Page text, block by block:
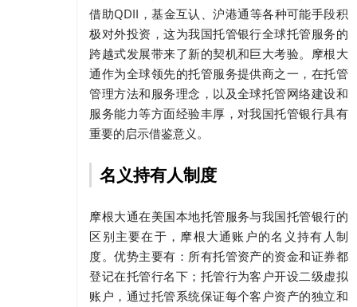
借助QDII，基金互认、沪港通等各种可能手段积
极对外投资，这为我国托管银行全球托管服务的
跨越式发展带来了新的契机和巨大考验。摩根大
通作为全球领先的托管服务提供商之一，在托管
管理方法和服务理念，以及全球托管网络建设和
服务能力等方面经验丰厚，对我国托管银行具有
重要的启示借鉴意义。
名义持有人制度
摩根大通在美国本地托管服务与我国托管银行的
区别主要在于，摩根大通账户的名义持有人制
度。优势主要有：所有托管资产的资金和证券都
登记在托管行名下；托管行为客户开设二级虚拟
账户，通过托管系统保证每个客户资产的独立和